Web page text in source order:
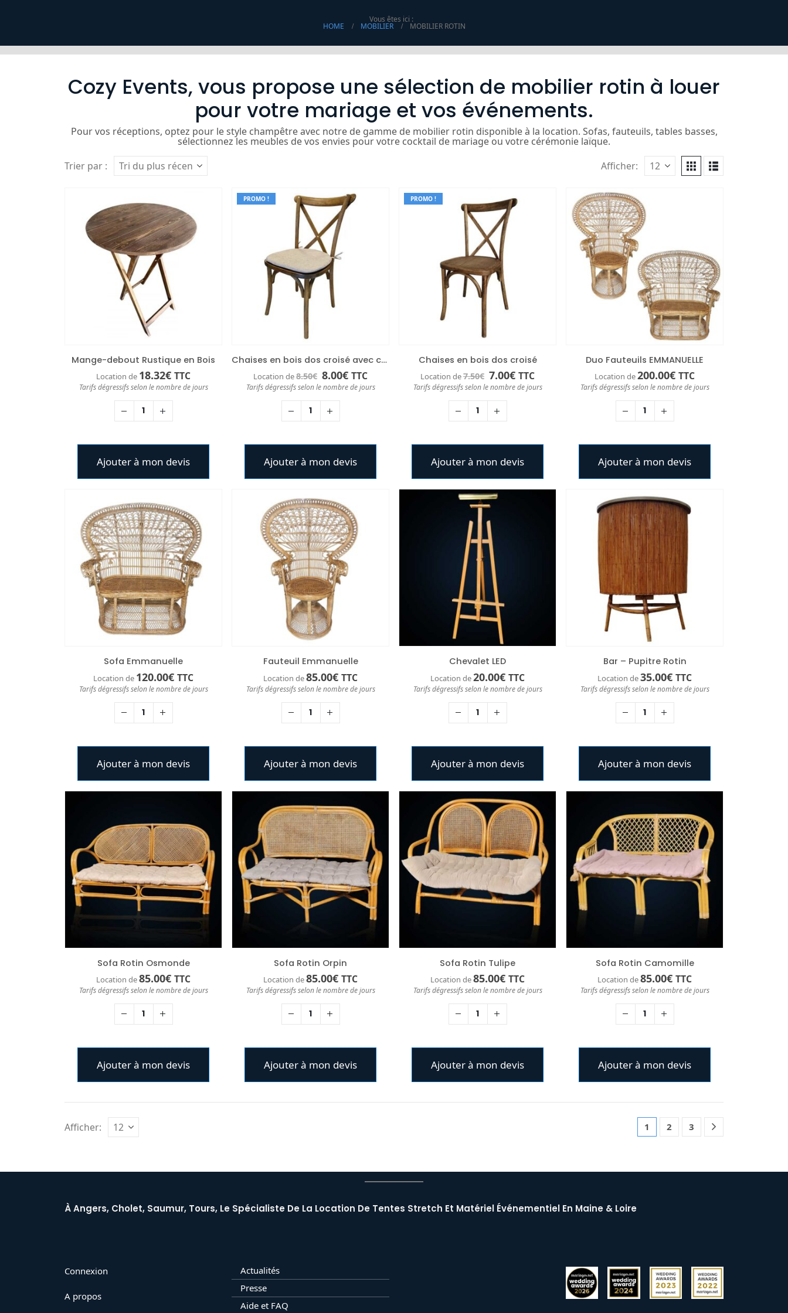
Vous êtes ici :
HOME MOBILIER MOBILIER ROTIN
Cozy Events, vous propose une sélection de mobilier rotin à louer
pour votre mariage et vos événements.
Pour vos réceptions, optez pour le style champêtre avec notre de gamme de mobilier rotin disponible à la location. Sofas, fauteuils, tables basses,
sélectionnez les meubles de vos envies pour votre cocktail de mariage ou votre cérémonie laïque.
Trier par :
Afficher:
Mange-debout Rustique en Bois
Location de 18.32€ TTC
Tarifs dégressifs selon le nombre de jours
Ajouter à mon devis
PROMO !
Chaises en bois dos croisé avec coussin
Location de8.50€ Le
prix
était :
8.50€.
8.00€Le
prix
actuel
TTC
Tarifs dégressifs selon le nombre de jours
Ajouter à mon devis
PROMO !
Chaises en bois dos croisé
Location de7.50€ Le
prix
était :
7.50€.
7.00€Le
prix
actuel
TTC
Tarifs dégressifs selon le nombre de jours
Ajouter à mon devis
Duo Fauteuils EMMANUELLE
Location de200.00€ TTC
Tarifs dégressifs selon le nombre de jours
Ajouter à mon devis
Sofa Emmanuelle
Location de 120.00€ TTC
Tarifs dégressifs selon le nombre de jours
Ajouter à mon devis
Fauteuil Emmanuelle
Location de85.00€ TTC
Tarifs dégressifs selon le nombre de jours
Ajouter à mon devis
Chevalet LED
Location de20.00€ TTC
Tarifs dégressifs selon le nombre de jours
Ajouter à mon devis
Bar – Pupitre Rotin
Location de35.00€ TTC
Tarifs dégressifs selon le nombre de jours
Ajouter à mon devis
Sofa Rotin Osmonde
Location de85.00€ TTC
Tarifs dégressifs selon le nombre de jours
Ajouter à mon devis
Sofa Rotin Orpin
Location de85.00€ TTC
Tarifs dégressifs selon le nombre de jours
Ajouter à mon devis
Sofa Rotin Tulipe
Location de85.00€ TTC
Tarifs dégressifs selon le nombre de jours
Ajouter à mon devis
Sofa Rotin Camomille
Location de85.00€ TTC
Tarifs dégressifs selon le nombre de jours
Ajouter à mon devis
Afficher: 1 2 3
À Angers, Cholet, Saumur, Tours, Le Spécialiste De La Location De Tentes Stretch Et Matériel Événementiel En Maine & Loire
Connexion
A propos
Actualités
Presse
Aide et FAQ